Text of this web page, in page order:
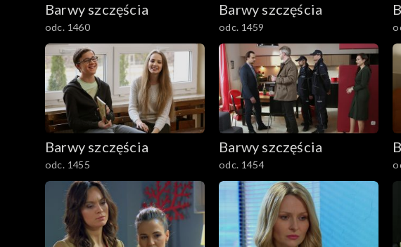
Barwy szczęścia
odc. 1460
Barwy szczęścia
odc. 1459
Barwy szczęścia
odc. 1455
Barwy szczęścia
odc. 1454